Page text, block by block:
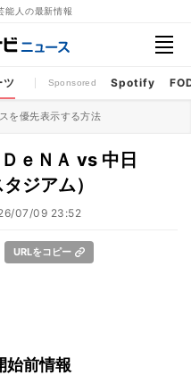
能人の最新情報
ツ Sponsored Spotify
を優先表示する方法
ｅＮＡ vs 中日
ジアム）
07/09 23:52
URLをコピー
始前情報